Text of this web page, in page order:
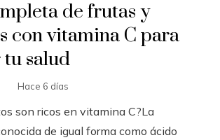
de frutas y
con vitamina C para
salud
Hace 6 días
son ricos en vitamina C?La
de igual forma como ácido